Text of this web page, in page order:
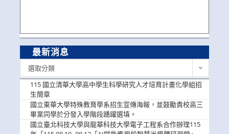
最新消息
選取分類
115 國立清華大學高中學生科學研究人才培育計畫化學組招
生簡章
國立東華大學特殊教育學系招生宣傳海報，並鼓勵貴校高三
畢業同學於分發入學階段踴躍選填。
國立臺北科技大學與龍華科技大學電子工程系合作辦理115